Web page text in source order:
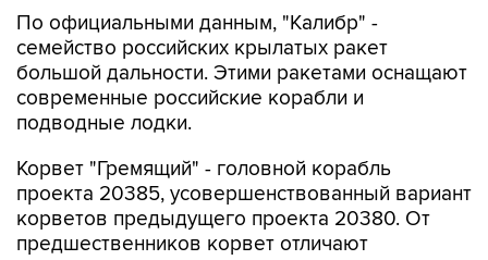
По официальными данным, "Калибр" -
семейство российских крылатых ракет
большой дальности. Этими ракетами оснащают
современные российские корабли и
подводные лодки.
Корвет "Гремящий" - головной корабль
проекта 20385, усовершенствованный вариант
корветов предыдущего проекта 20380. От
предшественников корвет отличают